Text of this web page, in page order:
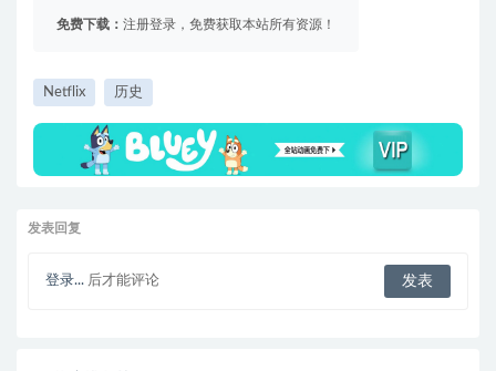
免费下载： 注册登录，免费获取本站所有资源！
Netflix 历史
发表回复
登录... 后才能评论